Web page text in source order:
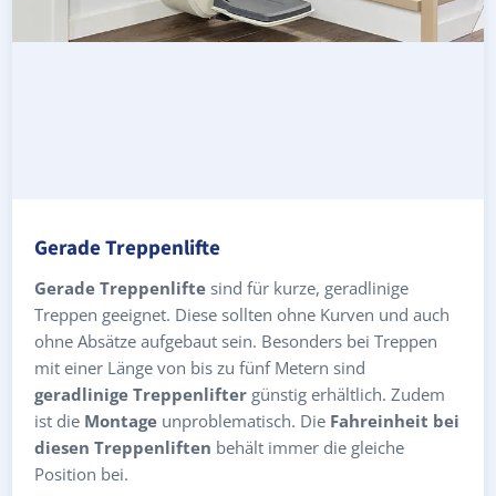
Gerade Treppenlifte
Gerade Treppenlifte sind für kurze, geradlinige
Treppen geeignet. Diese sollten ohne Kurven und auch
ohne Absätze aufgebaut sein. Besonders bei Treppen
mit einer Länge von bis zu fünf Metern sind
geradlinige Treppenlifter günstig erhältlich. Zudem
ist die Montage unproblematisch. Die Fahreinheit bei
diesen Treppenliften behält immer die gleiche
Position bei.